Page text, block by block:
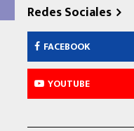
Redes Sociales
FACEBOOK
YOUTUBE